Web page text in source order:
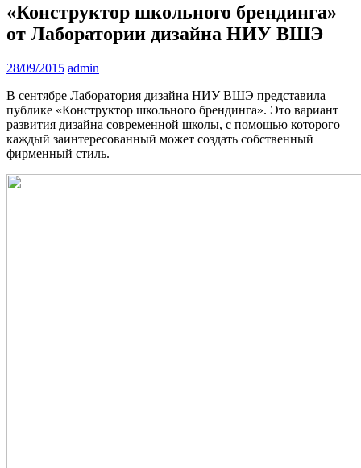
«Конструктор школьного брендинга»
от Лаборатории дизайна НИУ ВШЭ
28/09/2015 admin
В сентябре Лаборатория дизайна НИУ ВШЭ представила
публике «Конструктор школьного брендинга». Это вариант
развития дизайна современной школы, с помощью которого
каждый заинтересованный может создать собственный
фирменный стиль.